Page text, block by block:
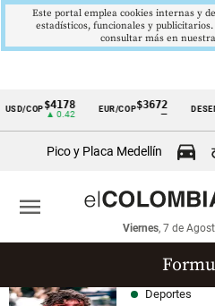
Cintillo
económicos
Colombia
USD/COP$4178
▲ 0.42
EUR/COP$3672
—
Pico y Placa Medellín
Viernes, 7 de
menu
Deportes
Este portal emplea cookies internas y
estadísticos, funcionales y publicitarios.
consultar más en nuestra